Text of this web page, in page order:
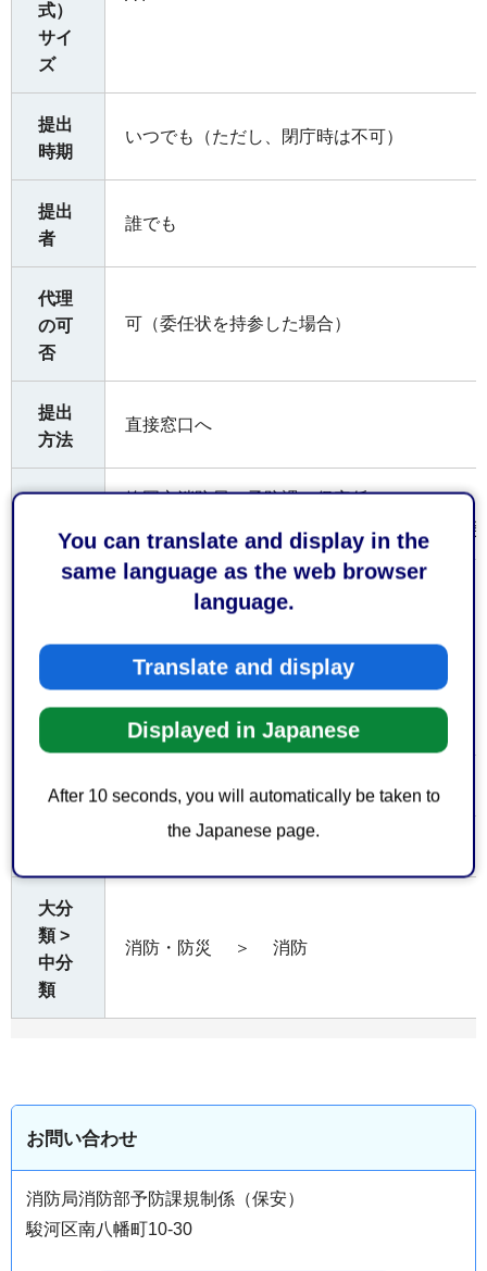
You can translate and display in the
same language as the web browser
language.
Translate and display
Displayed in Japanese
After 10 seconds, you will automatically be taken to
the Japanese page.
式）
サイ
ズ
提出
時期
いつでも（ただし、閉庁時は不可）
提出
者
誰でも
代理
の可
否
可（委任状を持参した場合）
提出
方法
直接窓口へ
窓口
静岡市消防局 予防課 保安係
〒422-8074静岡市駿河区南八幡町10番30
てい
なし
費用
大分
類 >
中分
類
消防・防災 ＞ 消防
お問い合わせ
消防局消防部予防課規制係（保安）
駿河区南八幡町10-30